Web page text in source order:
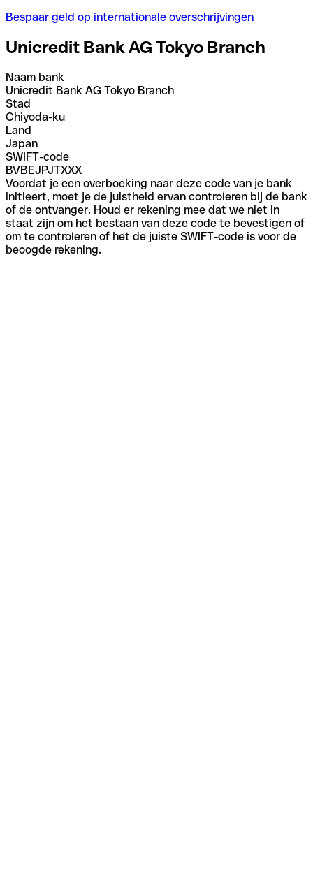
Bespaar geld op internationale overschrijvingen
Unicredit Bank AG Tokyo Branch
Naam bank
Unicredit Bank AG Tokyo Branch
Stad
Chiyoda-ku
Land
Japan
SWIFT-code
BVBEJPJTXXX
Voordat je een overboeking naar deze code van je bank
initieert, moet je de juistheid ervan controleren bij de bank
of de ontvanger. Houd er rekening mee dat we niet in
staat zijn om het bestaan van deze code te bevestigen of
om te controleren of het de juiste SWIFT-code is voor de
beoogde rekening.